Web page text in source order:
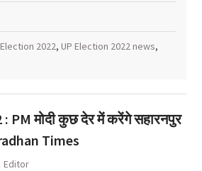
2022, UP Election 2022 news,
PM मोदी कुछ देर में करेंगे सहारनपुर
Times
Editor